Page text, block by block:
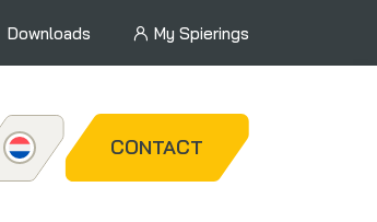
Downloads My Spierings
CONTACT